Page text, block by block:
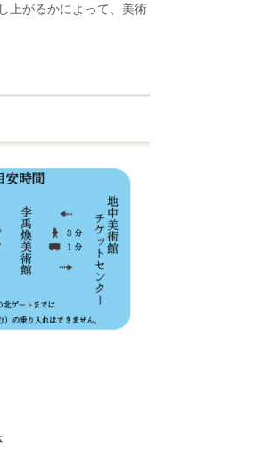
上がるかによって、美術